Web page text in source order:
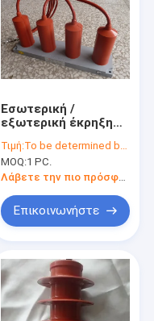
Εσωτερική /
εξωτερική έκρηξη
Gapless MOA για το
σταθμό παραγωγής
ηλεκτρικής
17/45
Τιμή:To be determined by type and quantity.
MOQ:1 PC.
Επικοινωνήστε